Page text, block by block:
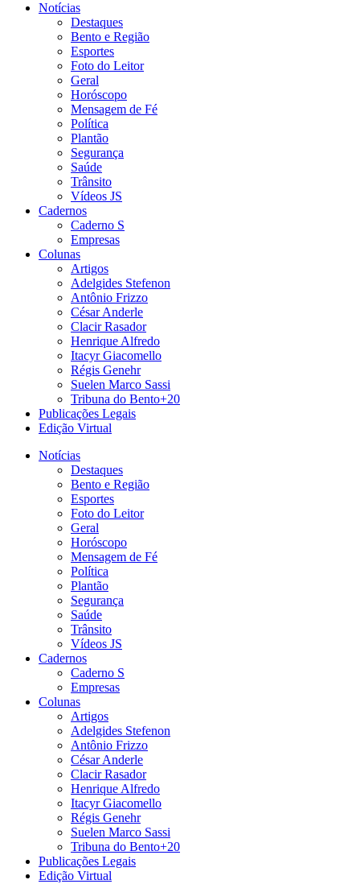
Notícias
Destaques
Bento e Região
Esportes
Foto do Leitor
Geral
Horóscopo
Mensagem de Fé
Política
Plantão
Segurança
Saúde
Trânsito
Vídeos JS
Cadernos
Caderno S
Empresas
Colunas
Artigos
Adelgides Stefenon
Antônio Frizzo
César Anderle
Clacir Rasador
Henrique Alfredo
Itacyr Giacomello
Régis Genehr
Suelen Marco Sassi
Tribuna do Bento+20
Publicações Legais
Edição Virtual
Notícias
Destaques
Bento e Região
Esportes
Foto do Leitor
Geral
Horóscopo
Mensagem de Fé
Política
Plantão
Segurança
Saúde
Trânsito
Vídeos JS
Cadernos
Caderno S
Empresas
Colunas
Artigos
Adelgides Stefenon
Antônio Frizzo
César Anderle
Clacir Rasador
Henrique Alfredo
Itacyr Giacomello
Régis Genehr
Suelen Marco Sassi
Tribuna do Bento+20
Publicações Legais
Edição Virtual